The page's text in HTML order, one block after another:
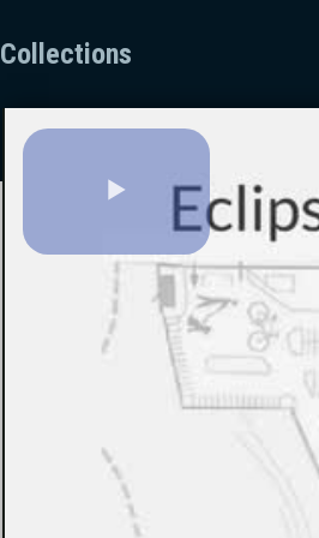
Collections
Play